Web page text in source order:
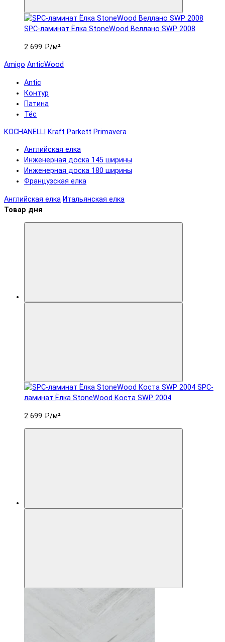
SPC-ламинат Ëлка StoneWood Веллано SWP 2008
2 699 ₽/м²
Amigo AnticWood
Antic
Контур
Патина
Тёс
KOCHANELLI Kraft Parkett Primavera
Английская елка
Инженерная доска 145 ширины
Инженерная доска 180 ширины
Французская елка
Английская елка Итальянская елка
Товар дня
SPC-
ламинат Ëлка StoneWood Коста SWP 2004
2 699 ₽/м²